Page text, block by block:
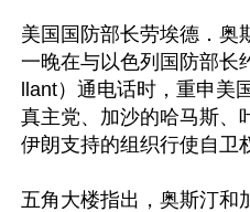
美国国防部长劳埃德．奥
一晚在与以色列国防部长
llant）通电话时，重申美
真主党、加沙的哈马斯、
伊朗支持的组织行使自卫
五角大楼指出，奥斯汀和